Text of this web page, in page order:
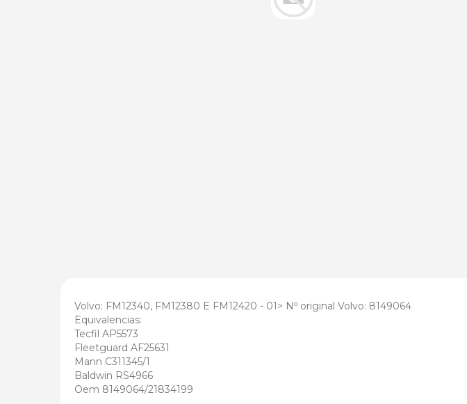
Volvo: FM12340, FM12380 E FM12420 - 01> Nº original Volvo: 8149064
Equivalencias:
Tecfil AP5573
Fleetguard AF25631
Mann C311345/1
Baldwin RS4966
Oem 8149064/21834199